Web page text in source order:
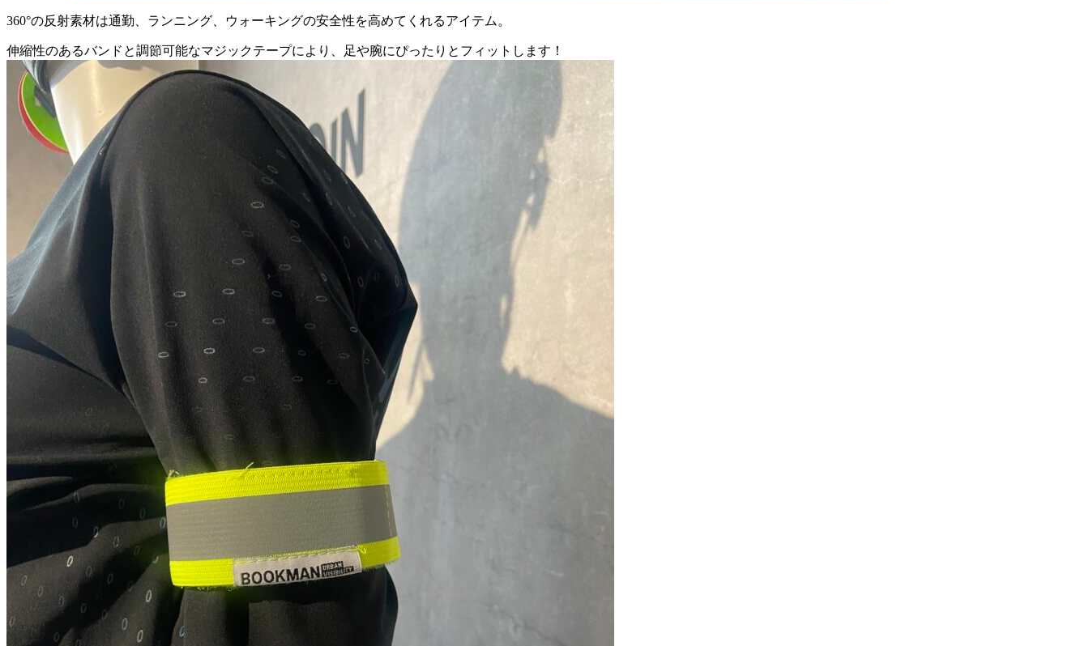
360°の反射素材は通勤、ランニング、ウォーキングの安全性を高めてくれるアイテム。
伸縮性のあるバンドと調節可能なマジックテープにより、足や腕にぴったりとフィットします！